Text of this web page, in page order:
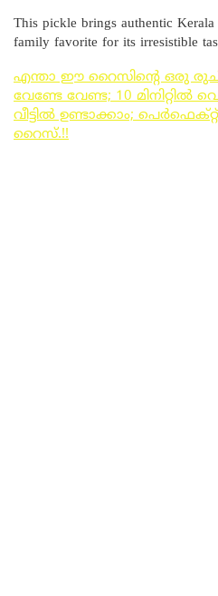
This pickle brings authentic
family favorite for its irresistible
എന്താ ഈ റൈസിന്റെ ഒരു
വേണ്ടേ വേണ്ട; 10
വീട്ടിൽ ഉണ്ടാക്കാം;
റൈസ്.!!